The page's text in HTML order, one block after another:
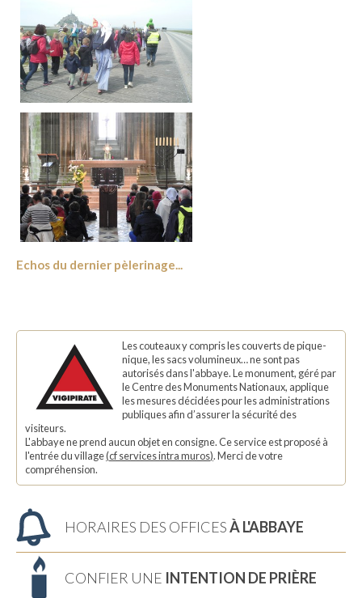
Les couteaux y compris les couverts de pique-
nique, les sacs volumineux… ne sont pas
autorisés dans l'abbaye. Le monument, géré par
le Centre des Monuments Nationaux, applique
les mesures décidées pour les administrations
publiques afin d’assurer la sécurité des
visiteurs.
L'abbaye ne prend aucun objet en consigne. Ce service est proposé à
l'entrée du village(cf services intra muros). Merci de votre
compréhension.
HORAIRES DES OFFICESÀ L'ABBAYE
CONFIER UNE INTENTION DE PRIÈRE
Echos du dernier pèlerinage...